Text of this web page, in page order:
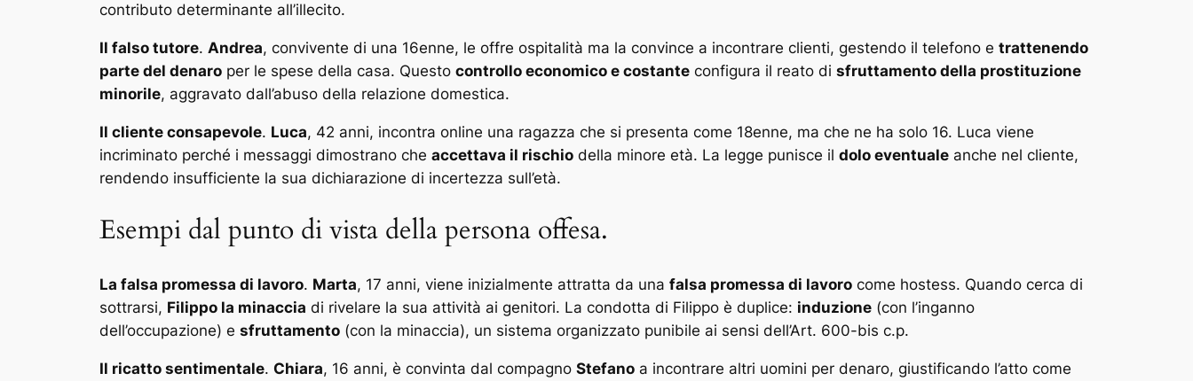
contributo determinante all’illecito.
Il falso tutore. Andrea, convivente di una 16enne, le offre ospitalità ma la convince a incontrare clienti, gestendo il telefono e trattenendo
parte del denaro per le spese della casa. Questo controllo economico e costante configura il reato di sfruttamento della prostituzione
minorile, aggravato dall’abuso della relazione domestica.
Il cliente consapevole. Luca, 42 anni, incontra online una ragazza che si presenta come 18enne, ma che ne ha solo 16. Luca viene
incriminato perché i messaggi dimostrano che accettava il rischio della minore età. La legge punisce il dolo eventuale anche nel cliente,
rendendo insufficiente la sua dichiarazione di incertezza sull’età.
Esempi dal punto di vista della persona offesa.
La falsa promessa di lavoro. Marta, 17 anni, viene inizialmente attratta da una falsa promessa di lavoro come hostess. Quando cerca di
sottrarsi, Filippo la minaccia di rivelare la sua attività ai genitori. La condotta di Filippo è duplice: induzione (con l’inganno
dell’occupazione) e sfruttamento (con la minaccia), un sistema organizzato punibile ai sensi dell’Art. 600-bis c.p.
Il ricatto sentimentale. Chiara, 16 anni, è convinta dal compagno Stefano a incontrare altri uomini per denaro, giustificando l’atto come